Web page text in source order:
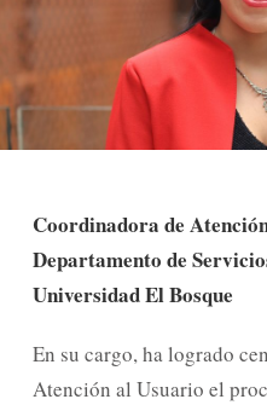
Coordinadora de
Departamento de
Universidad El Bosque
En su cargo, ha logrado
Atención al Usuario el